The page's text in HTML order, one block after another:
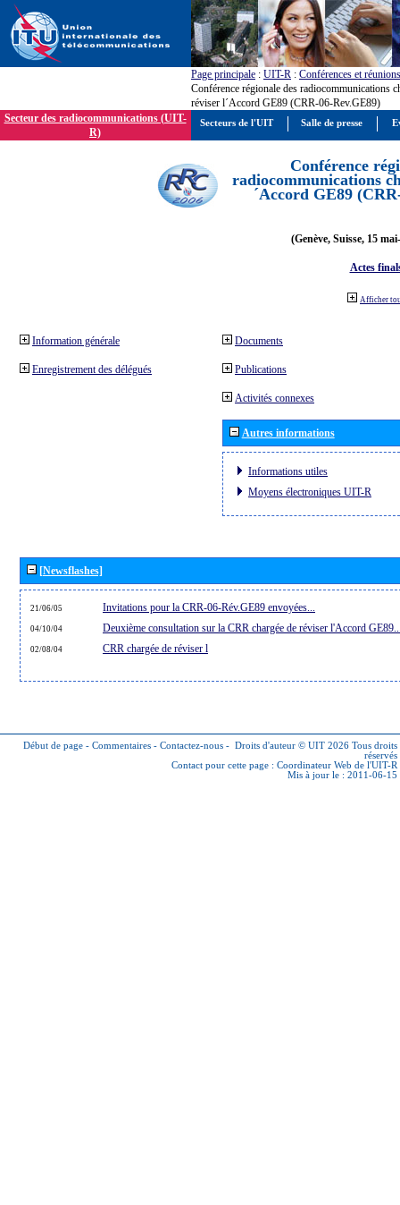
Page principale : UIT-R : Conférences et réunions
Conférence régionale des radiocommunications
réviser l´Accord GE89 (CRR-06-Rev.GE89)
Secteur des radiocommunications (UIT-
R)
Conférence
radiocommunications
´Accord GE89
(Genève, Suisse, 15
Actes
Afficher
Information générale
Enregistrement des délégués
Documents
Publications
Activités connexes
Autres informations
Informations utiles
Moyens électroniques UIT-R
[Newsflashes]
21/06/05 Invitations pour la CRR-06-Rév.GE89 envoyées...
04/10/04 Deuxième consultation sur la CRR chargée de réviser l'Accord
02/08/04 CRR chargée de réviser l
Début de page - Commentaires - Contactez-nous - Droits d'auteur © UIT 2026 Tous droits
réservés
Contact pour cette page : Coordinateur Web de l'UIT-R
Mis à jour le : 2011-06-15
Secteurs de l'UIT Salle de presse